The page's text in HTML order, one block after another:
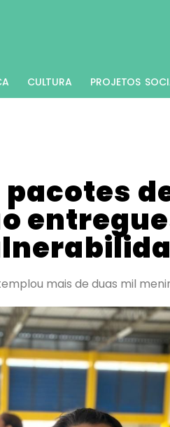
CULTURA PROJETOS
pacotes
mais de duas mil